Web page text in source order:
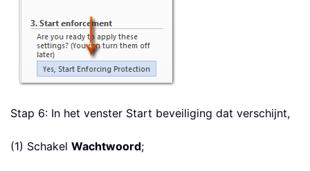
Stap 6: In het venster Start beveiliging dat verschijnt,
(1) Schakel Wachtwoord;